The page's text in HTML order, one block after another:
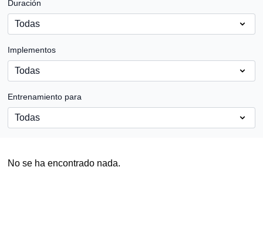
Duración
Implementos
Entrenamiento para
No se ha encontrado nada.